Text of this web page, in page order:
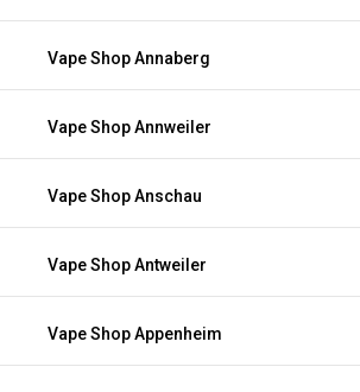
Vape Shop Annaberg
Vape Shop Annweiler
Vape Shop Anschau
Vape Shop Antweiler
Vape Shop Appenheim